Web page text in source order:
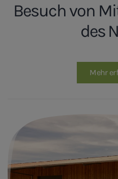
Besuch von
des
Mehr